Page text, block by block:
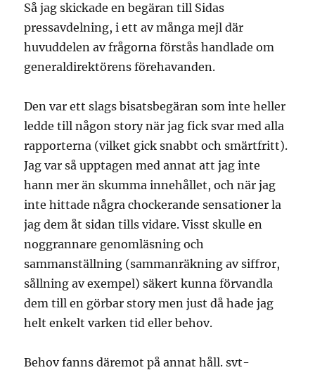
Så jag skickade en begäran till Sidas
pressavdelning, i ett av många mejl där
huvuddelen av frågorna förstås handlade om
generaldirektörens förehavanden.
Den var ett slags bisatsbegäran som inte heller
ledde till någon story när jag fick svar med alla
rapporterna (vilket gick snabbt och smärtfritt).
Jag var så upptagen med annat att jag inte
hann mer än skumma innehållet, och när jag
inte hittade några chockerande sensationer la
jag dem åt sidan tills vidare. Visst skulle en
noggrannare genomläsning och
sammanställning (sammanräkning av siffror,
sållning av exempel) säkert kunna förvandla
dem till en görbar story men just då hade jag
helt enkelt varken tid eller behov.
Behov fanns däremot på annat håll. svt-